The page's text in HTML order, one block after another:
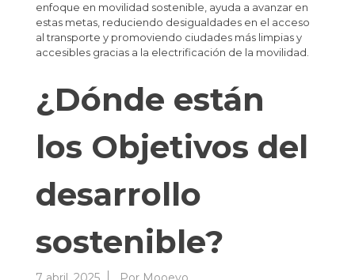
enfoque en movilidad sostenible, ayuda a avanzar en
estas metas, reduciendo desigualdades en el acceso
al transporte y promoviendo ciudades más limpias y
accesibles gracias a la electrificación de la movilidad.
¿Dónde están
los Objetivos del
desarrollo
sostenible?